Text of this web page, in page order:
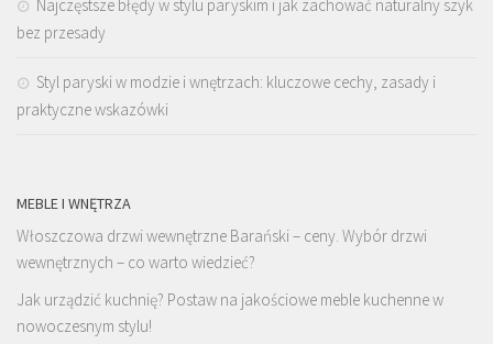
Najczęstsze błędy w stylu paryskim i jak zachować naturalny szyk
bez przesady
Styl paryski w modzie i wnętrzach: kluczowe cechy, zasady i
praktyczne wskazówki
MEBLE I WNĘTRZA
Włoszczowa drzwi wewnętrzne Barański – ceny. Wybór drzwi
wewnętrznych – co warto wiedzieć?
Jak urządzić kuchnię? Postaw na jakościowe meble kuchenne w
nowoczesnym stylu!